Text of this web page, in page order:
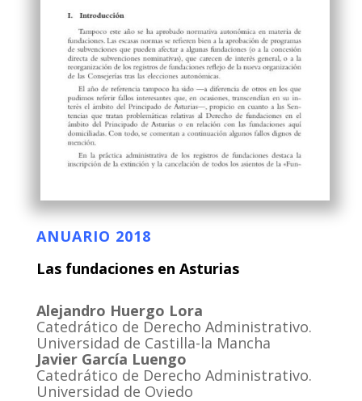
ANUARIO 2018
Las fundaciones en Asturias
Alejandro Huergo Lora
Catedrático de Derecho Administrativo.
Universidad de Castilla-la Mancha
Javier García Luengo
Catedrático de Derecho Administrativo.
Universidad de Oviedo